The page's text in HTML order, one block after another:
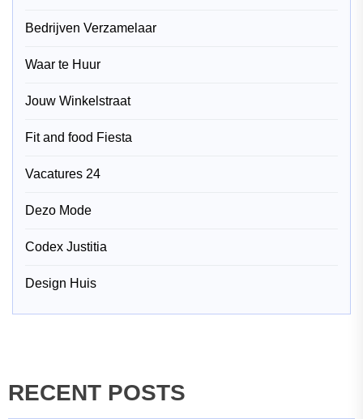
Bedrijven Verzamelaar
Waar te Huur
Jouw Winkelstraat
Fit and food Fiesta
Vacatures 24
Dezo Mode
Codex Justitia
Design Huis
RECENT POSTS